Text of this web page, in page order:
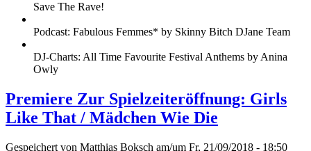
Save The Rave!
Podcast: Fabulous Femmes* by Skinny Bitch DJane Team
DJ-Charts: All Time Favourite Festival Anthems by Anina
Owly
Premiere Zur Spielzeiteröffnung: Girls
Like That / Mädchen Wie Die
Gespeichert von Matthias Boksch am/um Fr, 21/09/2018 - 18:50